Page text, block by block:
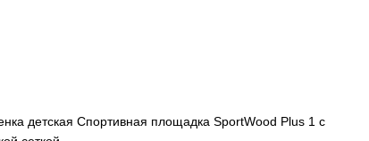
детская Спортивная площадка SportWood Plus 1 c